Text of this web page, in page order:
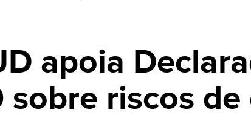
apoia
sobre riscos